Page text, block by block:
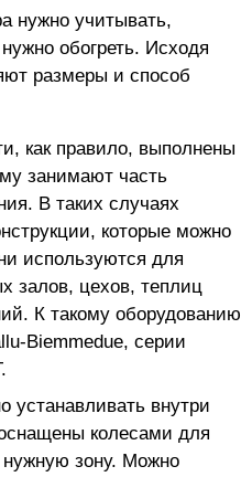
нужно учитывать,
обогреть. Исходя
размеры и способ
как правило, выполнены
занимают часть
В таких случаях
которые можно
используются для
залов, цехов, теплиц
К такому оборудованию
Biemmedue, серии
устанавливать внутри
колесами для
нужную зону. Можно